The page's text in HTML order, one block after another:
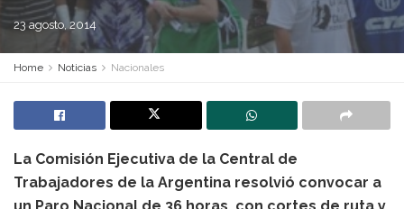
23 agosto, 2014
Home Noticias Nacionales
La Comisión Ejecutiva de la Central de
Trabajadores de la Argentina resolvió convocar a